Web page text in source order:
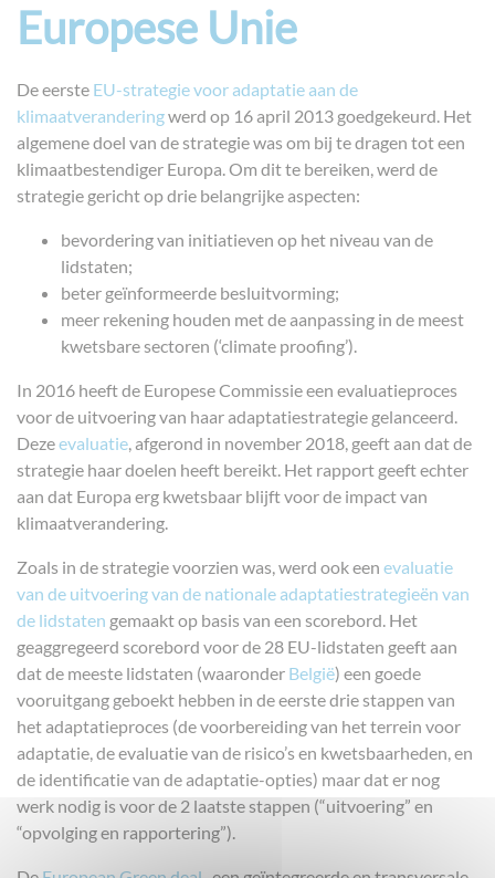
Europese Unie
De eerste EU-strategie voor adaptatie aan de
klimaatveranderingwerd op 16 april 2013 goedgekeurd. Het
algemene doel van de strategie was om bij te dragen tot een
klimaatbestendiger Europa. Om dit te bereiken, werd de
strategie gericht op drie belangrijke aspecten:
bevordering van initiatieven op het niveau van de
lidstaten;
beter geïnformeerde besluitvorming;
meer rekening houden met de aanpassing in de meest
kwetsbare sectoren (‘climate proofing’).
In 2016 heeft de Europese Commissie een evaluatieproces
voor de uitvoering van haar adaptatiestrategie gelanceerd.
Dezeevaluatie, afgerond in november 2018, geeft aan dat de
strategie haar doelen heeft bereikt. Het rapport geeft echter
aan dat Europa erg kwetsbaar blijft voor de impact van
klimaatverandering.
Zoals in de strategie voorzien was, werd ook een evaluatie
van de uitvoering van de nationale adaptatiestrategieën van
de lidstaten gemaakt op basis van een scorebord. Het
geaggregeerd scorebord voor de 28 EU-lidstaten geeft aan
dat de meeste lidstaten (waaronder België) een goede
vooruitgang geboekt hebben in de eerste drie stappen van
het adaptatieproces (de voorbereiding van het terrein voor
adaptatie, de evaluatie van de risico’s en kwetsbaarheden, en
de identificatie van de adaptatie-opties) maar dat er nog
werk nodig is voor de 2 laatste stappen (“uitvoering” en
“opvolging en rapportering”).